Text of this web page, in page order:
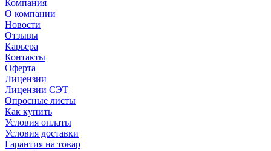
Компания
О компании
Новости
Отзывы
Карьера
Контакты
Оферта
Лицензии
Лицензии СЭТ
Опросные листы
Как купить
Условия оплаты
Условия доставки
Гарантия на товар